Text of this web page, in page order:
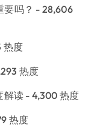
吗？ - 28,606
热度
热度
解读 - 4,300 热度
热度